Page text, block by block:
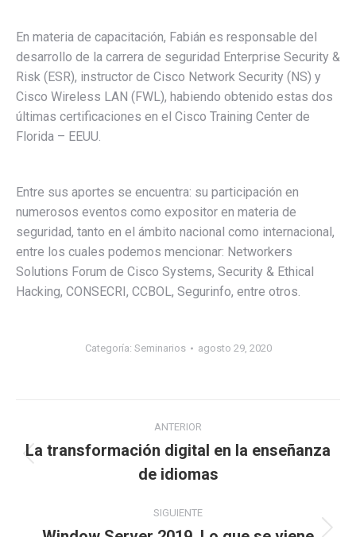
En materia de capacitación, Fabián es responsable del
desarrollo de la carrera de seguridad Enterprise Security &
Risk (ESR), instructor de Cisco Network Security (NS) y
Cisco Wireless LAN (FWL), habiendo obtenido estas dos
últimas certificaciones en el Cisco Training Center de
Florida – EEUU.
Entre sus aportes se encuentra: su participación en
numerosos eventos como expositor en materia de
seguridad, tanto en el ámbito nacional como internacional,
entre los cuales podemos mencionar: Networkers
Solutions Forum de Cisco Systems, Security & Ethical
Hacking, CONSECRI, CCBOL, Segurinfo, entre otros.
Categoría: Seminarios agosto 29, 2020
ANTERIOR
La transformación digital en la enseñanza
de idiomas
SIGUIENTE